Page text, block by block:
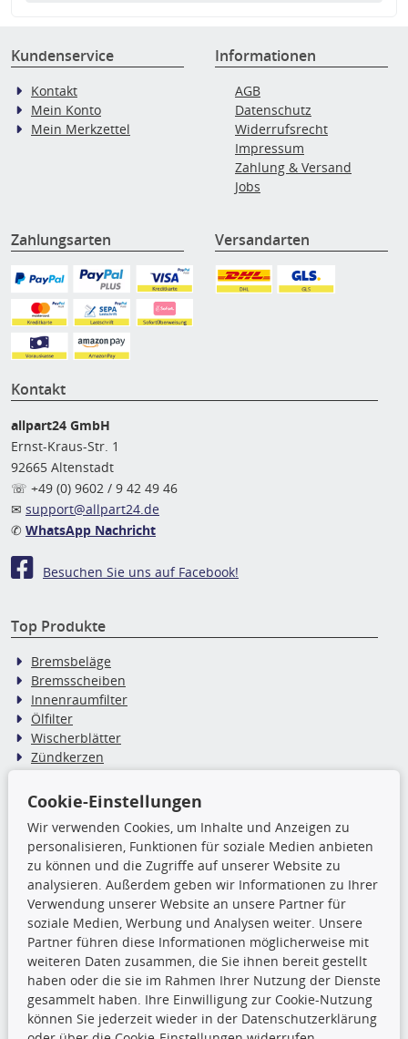
Kundenservice
Kontakt
Mein Konto
Mein Merkzettel
Informationen
AGB
Datenschutz
Widerrufsrecht
Impressum
Zahlung & Versand
Jobs
Zahlungsarten Versandarten
Kontakt
allpart24 GmbH
Ernst-Kraus-Str. 1
92665 Altenstadt
☏ +49 (0) 9602 / 9 42 49 46
✉ support@allpart24.de
✆ WhatsApp Nachricht
Besuchen Sie uns auf Facebook!
Top Produkte
Bremsbeläge
Bremsscheiben
Innenraumfilter
Ölfilter
Wischerblätter
Zündkerzen
TecDoc Inside
Die hier angezeigten Daten,
insbesondere die gesamte Datenbank,
dürfen nicht kopiert werden. Es ist zu
unterlassen, die Daten oder die gesamte Datenbank ohne
vorherige Zustimmung TecDocs zu vervielfältigen, zu
verbreiten und/oder diese Handlungen durch Dritte ausführen
zu lassen. Ein Zuwiderhandeln stellt eine
Urheberrechtsverletzung dar und wird verfolgt.
Ronny’s Newsletter
Cookie-Einstellungen
Wir verwenden Cookies, um Inhalte und Anzeigen zu
personalisieren, Funktionen für soziale Medien anbieten
zu können und die Zugriffe auf unserer Website zu
analysieren. Außerdem geben wir Informationen zu Ihrer
Verwendung unserer Website an unsere Partner für
soziale Medien, Werbung und Analysen weiter. Unsere
Partner führen diese Informationen möglicherweise mit
weiteren Daten zusammen, die Sie ihnen bereit gestellt
haben oder die sie im Rahmen Ihrer Nutzung der Dienste
gesammelt haben. Ihre Einwilligung zur Cookie-Nutzung
können Sie jederzeit wieder in der Datenschutzerklärung